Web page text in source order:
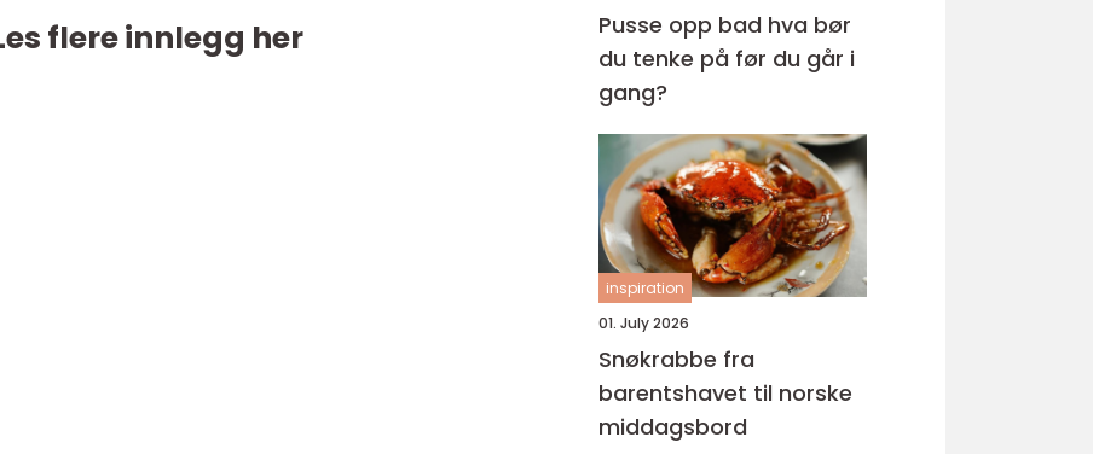
flere innlegg her
Pusse opp bad hva bør
du tenke på før du går i
gang?
inspiration
01. July 2026
Snøkrabbe fra
barentshavet til norske
middagsbord